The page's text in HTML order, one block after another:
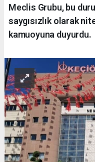
Meclis Grubu, bu
saygısızlık olarak
kamuoyuna duyurdu.